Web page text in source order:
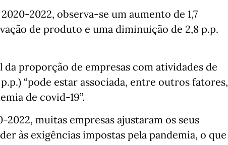
2022, observa-se um aumento de 1,7
de produto e uma diminuição de 2,8 p.p.
da proporção de empresas com atividades de
“pode estar associada, entre outros fatores,
de covid-19”.
2022, muitas empresas ajustaram os seus
às exigências impostas pela pandemia, o que